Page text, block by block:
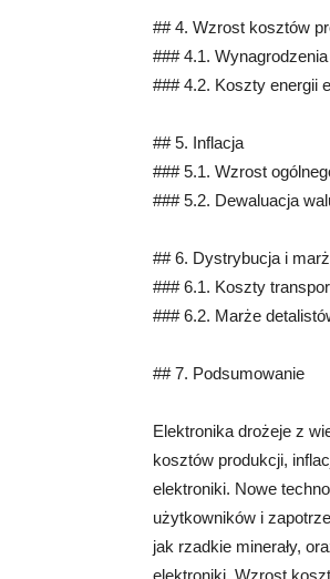
## 4. Wzrost kosztów
### 4.1.
### 4.2. Koszty energii
## 5. Inflacja
### 5.1. Wzrost
### 5.2. Dewaluacja
## 6. Dystrybucja i
### 6.1. Koszty
### 6.2. Marże
## 7. Podsumowanie
Elektronika drożeje z
kosztów produkcji,
elektroniki. Nowe
użytkowników i
jak rzadkie minerały,